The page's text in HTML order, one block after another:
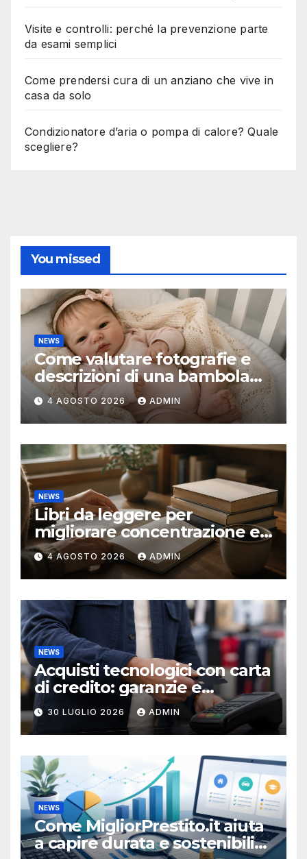
Visite e controlli: perché la prevenzione parte
da esami semplici
Come prendersi cura di un anziano che vive in
casa da solo
Condizionatore d’aria o pompa di calore? Quale
scegliere?
You missed
NEWS
Come valutare fotografie e
descrizioni di una bambola
reborn
4 AGOSTO 2026 ADMIN
NEWS
Libri da leggere per
migliorare concentrazione e
produttività
4 AGOSTO 2026 ADMIN
NEWS
Acquisti tecnologici con carta
di credito: garanzie e
protezioni
30 LUGLIO 2026 ADMIN
NEWS
Come MigliorPrestito.it aiuta
a capire durata e sostenibilità